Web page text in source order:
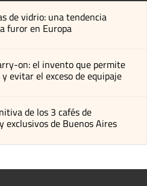
de vidrio: una tendencia
furor en Europa
on: el invento que permite
evitar el exceso de equipaje
de los 3 cafés de
exclusivos de Buenos Aires